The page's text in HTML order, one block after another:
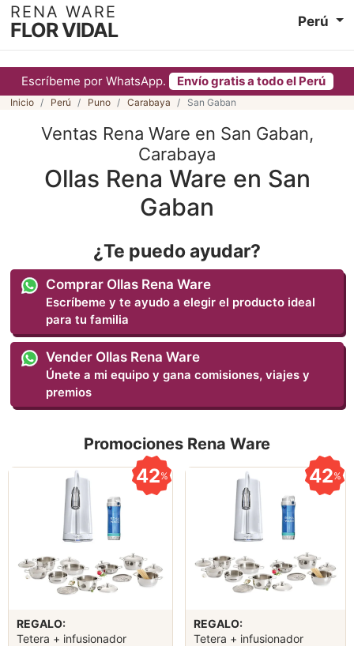
Escríbeme por WhatsApp. Envío gratis a todo el Perú
RENA WARE
FLOR VIDAL Perú
Inicio Perú Puno Carabaya San Gaban
Ventas Rena Ware en San Gaban,
Carabaya
Ollas Rena Ware en San
Gaban
¿Te puedo ayudar?
Comprar Ollas Rena Ware
Escríbeme y te ayudo a elegir el producto ideal
para tu familia
Vender Ollas Rena Ware
Únete a mi equipo y gana comisiones, viajes y
premios
Promociones Rena Ware
42%
REGALO:
Tetera + infusionador
42%
REGALO:
Tetera + infusionador